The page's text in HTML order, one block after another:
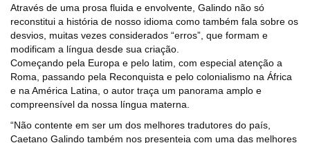
Através de uma prosa fluida e envolvente, Galindo não só
reconstitui a história de nosso idioma como também fala sobre os
desvios, muitas vezes considerados “erros”, que formam e
modificam a língua desde sua criação.
Começando pela Europa e pelo latim, com especial atenção a
Roma, passando pela Reconquista e pelo colonialismo na África
e na América Latina, o autor traça um panorama amplo e
compreensível da nossa língua materna.
“Não contente em ser um dos melhores tradutores do país,
Caetano Galindo também nos presenteia com uma das melhores